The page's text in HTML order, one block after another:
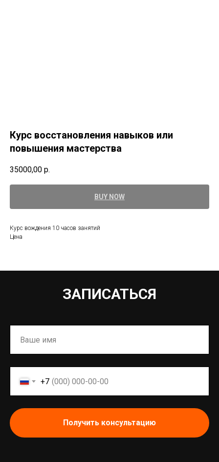
Курс восстановления навыков или
повышения мастерства
35000,00 р.
BUY NOW
Курс вождения 10 часов занятий
Цена
ЗАПИСАТЬСЯ
+7
Получить консультацию